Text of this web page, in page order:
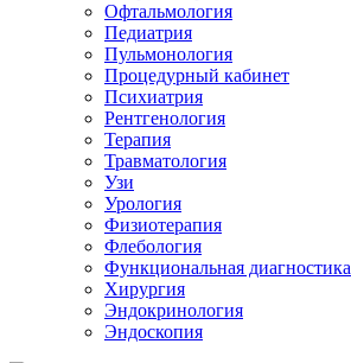
Офтальмология
Педиатрия
Пульмонология
Процедурный кабинет
Психиатрия
Рентгенология
Терапия
Травматология
Узи
Урология
Физиотерапия
Флебология
Функциональная диагностика
Хирургия
Эндокринология
Эндоскопия